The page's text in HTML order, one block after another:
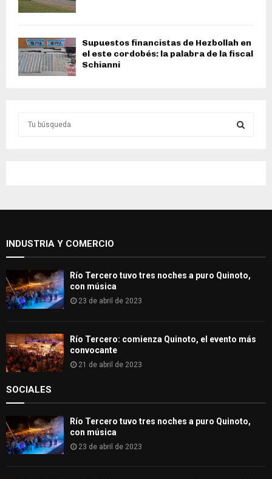
Supuestos financistas de Hezbollah en
el este cordobés: la palabra de la fiscal
Schianni
o
H
INDUSTRIA Y COMERCIO
Río Tercero tuvo tres noches a puro Quinoto,
con música
23 de abril de 2023
Río Tercero: comienza Quinoto, el evento más
convocante
21 de abril de 2023
SOCIALES
Río Tercero tuvo tres noches a puro Quinoto,
con música
23 de abril de 2023